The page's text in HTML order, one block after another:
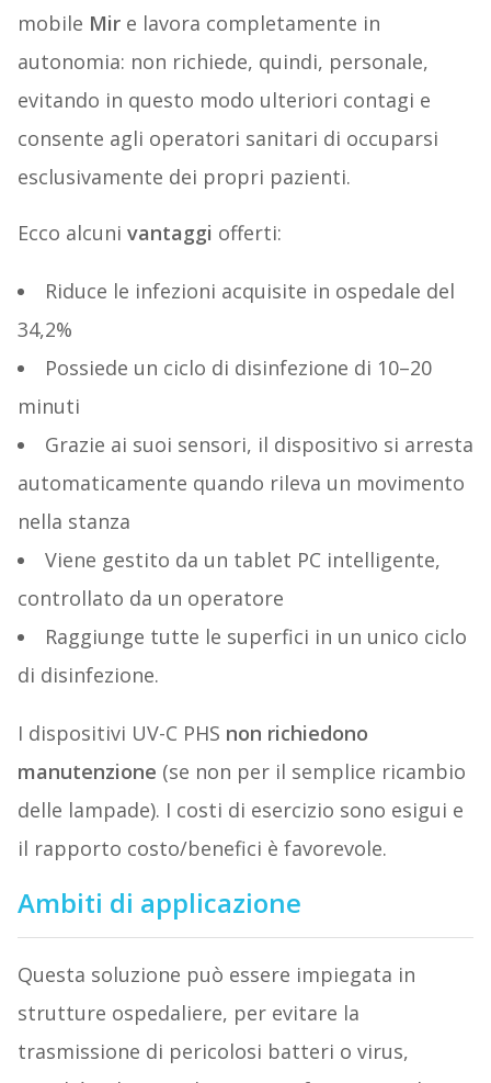
mobile Mire lavora completamente in
autonomia: non richiede, quindi, personale,
evitando in questo modo ulteriori contagi e
consente agli operatori sanitari di occuparsi
esclusivamente dei propri pazienti.
Ecco alcuni vantaggi offerti:
Riduce le infezioni acquisite in ospedale del
34,2%
Possiede un ciclo di disinfezione di 10–20
minuti
Grazie ai suoi sensori, il dispositivo si arresta
automaticamente quando rileva un movimento
nella stanza
Viene gestito da un tablet PC intelligente,
controllato da un operatore
Raggiunge tutte le superfici in un unico ciclo
di disinfezione.
I dispositivi UV-C PHS non richiedono
manutenzione (se non per il semplice ricambio
delle lampade). I costi di esercizio sono esigui e
il rapporto costo/benefici è favorevole.
Ambiti di applicazione
Questa soluzione può essere impiegata in
strutture ospedaliere, per evitare la
trasmissione di pericolosi batteri o virus,